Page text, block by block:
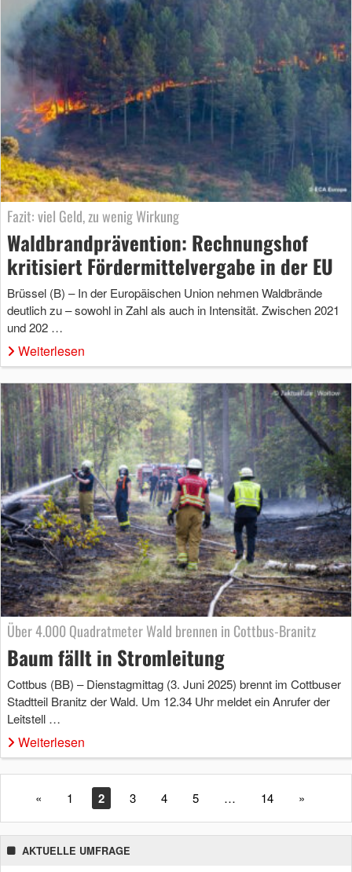
Fazit: viel Geld, zu wenig Wirkung
Waldbrandprävention: Rechnungshof
kritisiert Fördermittelvergabe in der EU
Brüssel (B) – In der Europäischen Union nehmen Waldbrände
deutlich zu – sowohl in Zahl als auch in Intensität. Zwischen 2021
und 202 …
Weiterlesen
Über 4.000 Quadratmeter Wald brennen in Cottbus-Branitz
Baum fällt in Stromleitung
Cottbus (BB) – Dienstagmittag (3. Juni 2025) brennt im Cottbuser
Stadtteil Branitz der Wald. Um 12.34 Uhr meldet ein Anrufer der
Leitstell …
Weiterlesen
« 1 2 3 4 5 … 14 »
AKTUELLE UMFRAGE